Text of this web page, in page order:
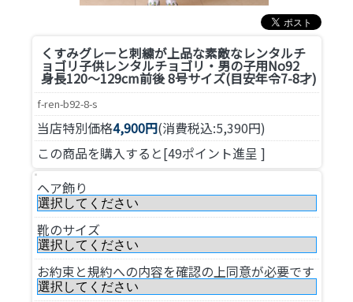
くすみグレーと刺繍が上品な素敵なレンタルチ
ョゴリ子供レンタルチョゴリ・男の子用No92
身長120～129cm前後 8号サイズ(目安年令7-8才)
f-ren-b92-8-s
当店特別価格4,900円(消費税込:5,390円)
この商品を購入すると[49ポイント進呈 ]
ヘア飾り
靴のサイズ
お約束と規約への内容を確認の上同意が必要です